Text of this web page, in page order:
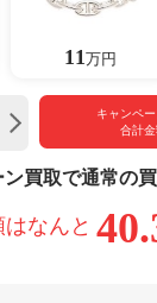
11 万円
キャンペ
合計
買取で通常の
はなんと